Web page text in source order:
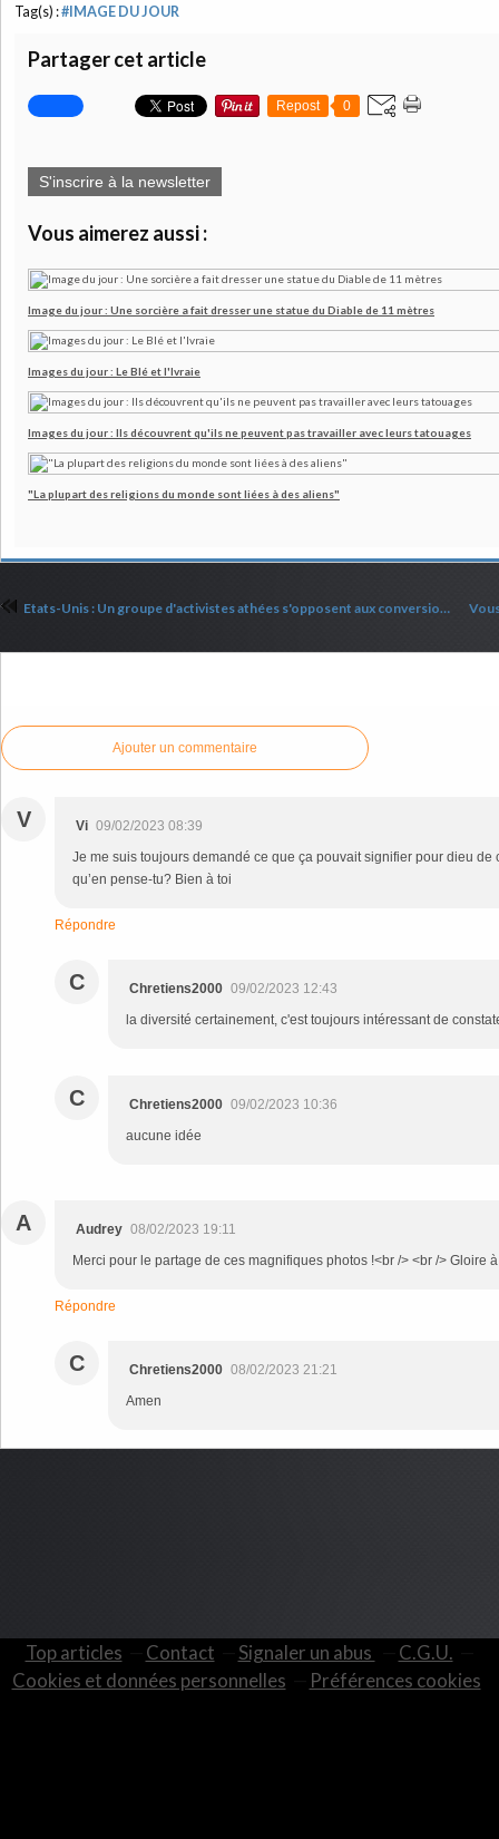
Tag(s) :#IMAGE DU JOUR
Partager cet article
Repost 0
S'inscrire à la newsletter
Vous aimerez aussi :
Image du jour : Une sorcière a fait dresser une statue du Diable de 11 mètres
Images du jour : Le Blé et l'Ivraie
Images du jour : Ils découvrent qu'ils ne peuvent pas travailler avec leurs tatouages
"La plupart des religions du monde sont liées à des aliens"
Etats-Unis : Un groupe d'activistes athées s'opposent aux conversions en prison
Ajouter un commentaire
V Vi 09/02/2023 08:39
Je me suis toujours demandé ce que ça pouvait signifier pour dieu de
qu’en pense-tu? Bien à toi
Répondre
C Chretiens2000 09/02/2023 12:43
la diversité certainement, c'est toujours intéressant de
C Chretiens2000 09/02/2023 10:36
aucune idée
A Audrey 08/02/2023 19:11
Merci pour le partage de ces magnifiques photos !<br /> <br /> Gloire
Répondre
C Chretiens2000 08/02/2023 21:21
Amen
Top articles Contact Signaler un abus
C.G.U.
Cookies et données personnelles
Préférences cookies